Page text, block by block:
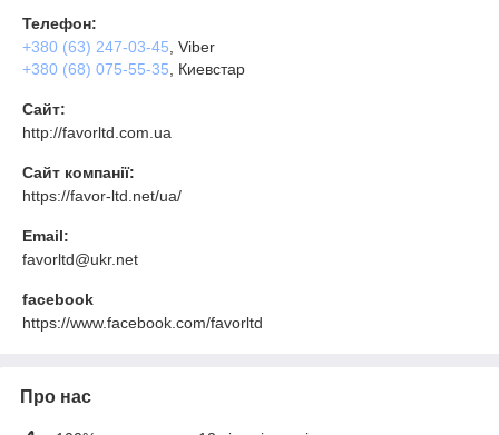
Телефон:
+380 (63) 247-03-45, Viber
+380 (68) 075-55-35, Киевстар
Сайт:
http://favorltd.com.ua
Сайт компанії:
https://favor-ltd.net/ua/
Email:
favorltd@ukr.net
facebook
https://www.facebook.com/favorltd
Про нас